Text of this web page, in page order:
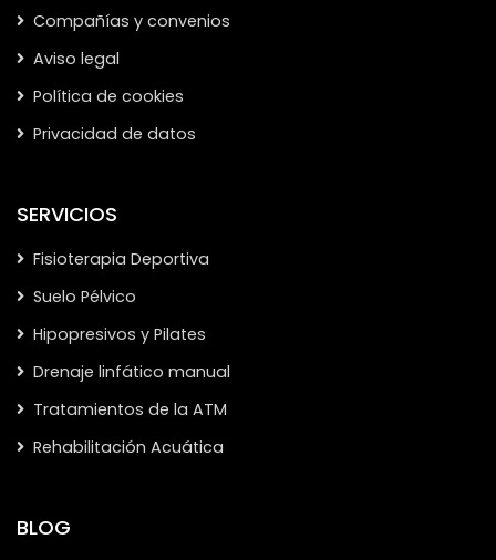
Compañías y convenios
Aviso legal
Política de cookies
Privacidad de datos
SERVICIOS
Fisioterapia Deportiva
Suelo Pélvico
Hipopresivos y Pilates
Drenaje linfático manual
Tratamientos de la ATM
Rehabilitación Acuática
BLOG